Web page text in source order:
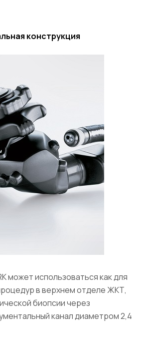
конструкция
может использоваться как для
в верхнем отделе ЖКТ,
биопсии через
канал диаметром 2,4